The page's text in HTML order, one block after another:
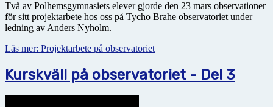
Två av Polhemsgymnasiets elever gjorde den 23 mars observationer
för sitt projektarbete hos oss på Tycho Brahe observatoriet under
ledning av Anders Nyholm.
Läs mer: Projektarbete på observatoriet
Kurskväll på observatoriet - Del 3